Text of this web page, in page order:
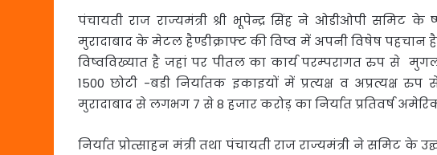
पंचायती राज राज्यमंत्री श्री भूपेन्द्र सिंह ने ओडीओपी समिट
मुरादाबाद के मेटल हैण्डीक्राफ्ट की विष्व में अपनी विषेष पहचान
विष्वविख्यात है जहां पर पीतल का कार्य परम्परागत रुप से
1500 छोटी -बडी निर्यातक इकाइयों में प्रत्यक्ष व
मुरादाबाद से लगभग 7 से 8 हजार करोड़ का निर्यात प्रतिवर्ष
निर्यात प्रोत्साहन मंत्री तथा पंचायती राज राज्यमंत्री ने समिट